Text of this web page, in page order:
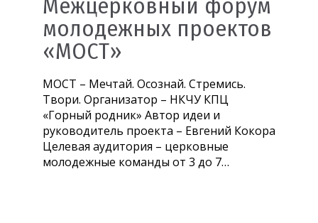
Межцерковный форум
молодежных проектов
«МОСТ»
МОСТ – Мечтай. Осознай. Стремись.
Твори. Организатор – НКЧУ КПЦ
«Горный родник» Автор идеи и
руководитель проекта – Евгений Кокора
Целевая аудитория – церковные
молодежные команды от 3 до 7…